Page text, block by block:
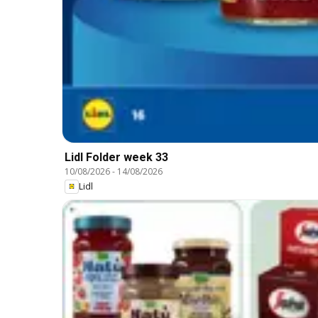
Lidl Folder week 33
10/08/2026- 14/08/2026
Lidl